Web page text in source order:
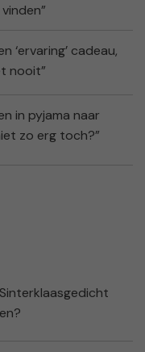
‘ervaring’ cadeau,
nooit”
in pyjama naar
zo erg toch?”